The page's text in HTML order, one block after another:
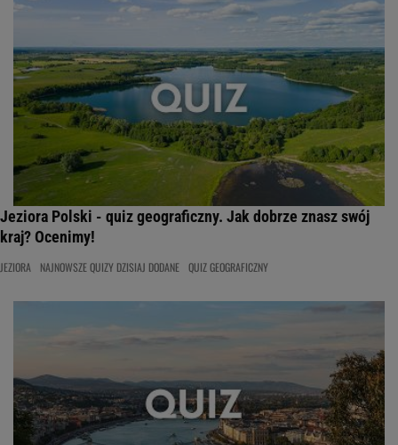
Jeziora Polski - quiz geograficzny. Jak dobrze znasz swój
kraj? Ocenimy!
JEZIORA NAJNOWSZE QUIZY DZISIAJ DODANE QUIZ GEOGRAFICZNY